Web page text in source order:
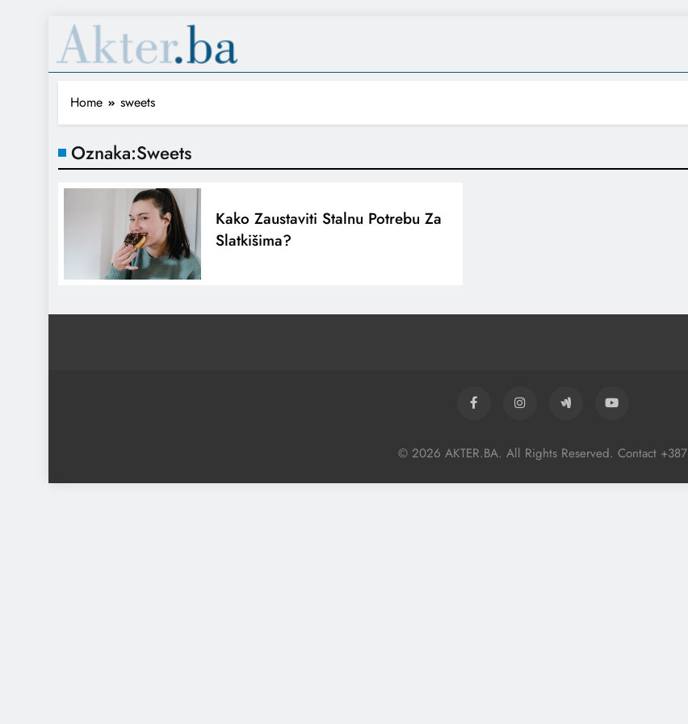
Home sweets
Oznaka:Sweets
Kako Zaustaviti Stalnu Potrebu Za
Slatkišima?
© 2026 AKTER.BA. All Rights Reserved. Contact +387